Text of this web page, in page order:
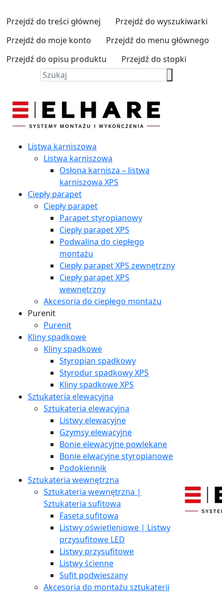
Przejdź do treści głównej
Przejdź do wyszukiwarki
Przejdź do moje konto
Przejdź do menu głównego
Przejdź do opisu produktu
Przejdź do stopki
Listwa karniszowa
Listwa karniszowa
Osłona karnisza – listwa
karniszowa XPS
Ciepły parapet
Ciepły parapet
Parapet styropianowy
Ciepły parapet XPS
Podwalina do ciepłego
montażu
Ciepły parapet XPS zewnętrzny
Ciepły parapet XPS
wewnętrzny
Akcesoria do ciepłego montażu
Purenit
Purenit
Kliny spadkowe
Kliny spadkowe
Styropian spadkowy
Styrodur spadkowy XPS
Kliny spadkowe XPS
Sztukateria elewacyjna
Sztukateria elewacyjna
Listwy elewacyjne
Gzymsy elewacyjne
Bonie elewacyjne powlekane
Bonie elwacyjne styropianowe
Podokiennik
Sztukateria wewnętrzna
Sztukateria wewnętrzna |
Sztukateria sufitowa
Faseta sufitowa
Listwy oświetleniowe | Listwy
przysufitowe LED
Listwy przysufitowe
Listwy ścienne
Sufit podwieszany
Akcesoria do montażu sztukaterii